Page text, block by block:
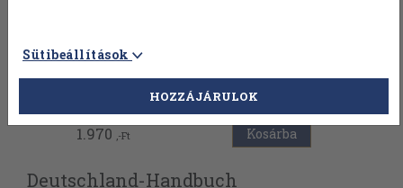
Vissza az előző oldalra
1.970 ,-Ft Kosárba
Deutschland-Handbuch
Sütibeállítások
HOZZÁJÁRULOK